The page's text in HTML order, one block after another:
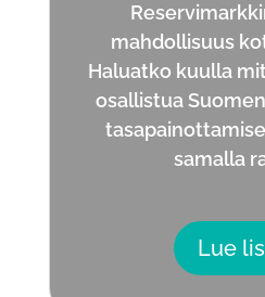
mahdollisuus
Haluatko kuulla
osallistua
samalla
Lue